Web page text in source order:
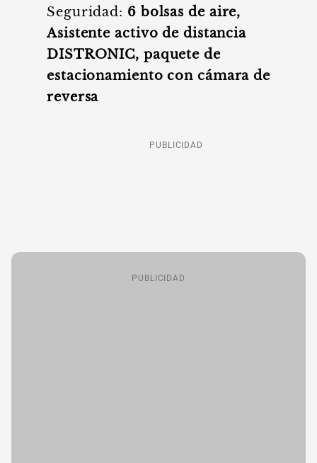
Seguridad: 6 bolsas de aire,
Asistente activo de distancia
DISTRONIC, paquete de
estacionamiento con cámara de
reversa
PUBLICIDAD
PUBLICIDAD